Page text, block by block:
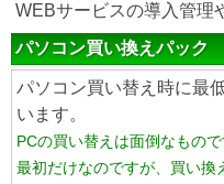
WEBサービスの導入管理
パソコン買い換えパック
パソコン買い替え時に最
います。
PCの買い替えは面倒なもので
最初だけなのですが、買い換